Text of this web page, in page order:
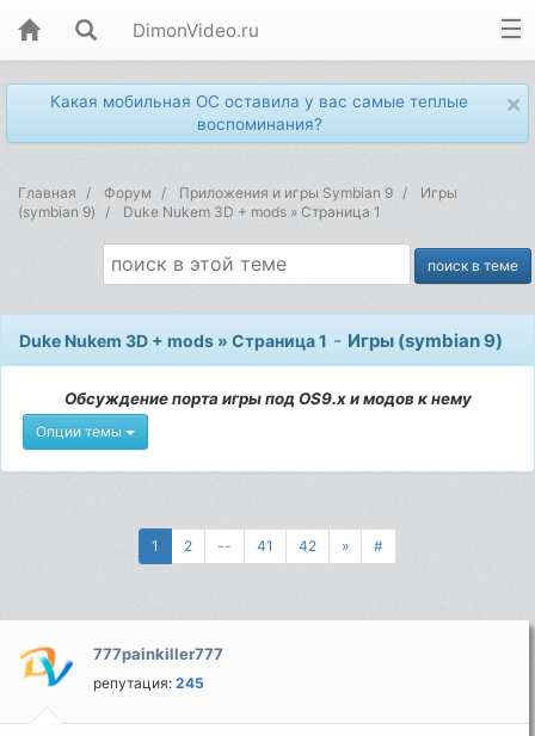
DimonVideo.ru
×
Какая мобильная ОС оставила у вас самые теплые
воспоминания?
Главная Форум Приложения и игры Symbian 9
Игры
(symbian 9)
Duke Nukem 3D + mods » Страница 1
Duke Nukem 3D + mods » Страница 1 - Игры (symbian 9)
Обсуждение порта игры под OS9.x и модов к нему
Опции темы
1 2 -- 41 42 » #
777painkiller777
репутация:245